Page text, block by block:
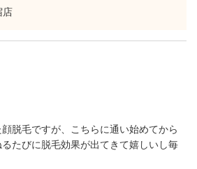
店
脱毛ですが、こちらに通い始めてから
たびに脱毛効果が出てきて嬉しいし毎